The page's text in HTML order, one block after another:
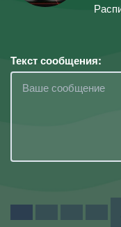
Текст сообщения: